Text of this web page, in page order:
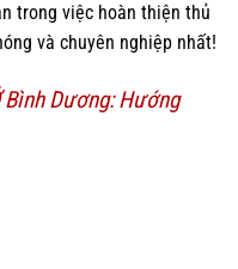
trong việc hoàn thiện thủ
và chuyên nghiệp nhất!
Bình Dương: Hướng